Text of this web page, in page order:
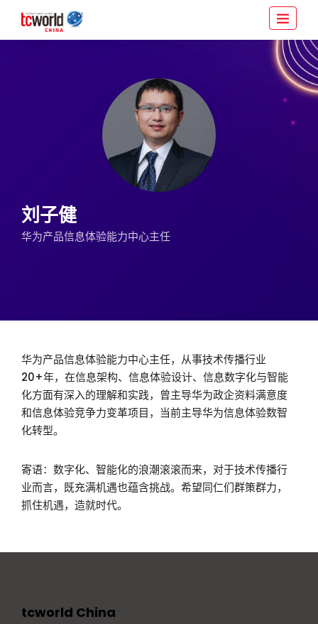
刘子健
华为产品信息体验能力中心主任
华为产品信息体验能力中心主任，从事技术传播行业
20+年，在信息架构、信息体验设计、信息数字化与智能
化方面有深入的理解和实践，曾主导华为政企资料满意度
和信息体验竞争力变革项目，当前主导华为信息体验数智
化转型。
寄语：数字化、智能化的浪潮滚滚而来，对于技术传播行
业而言，既充满机遇也蕴含挑战。希望同仁们群策群力，
抓住机遇，造就时代。
tcworld China